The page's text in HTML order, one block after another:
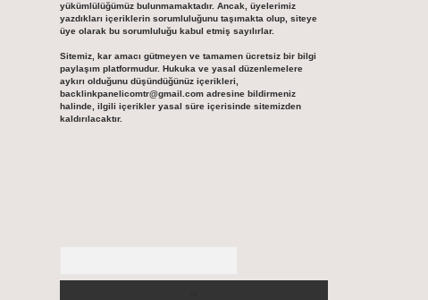
yükümlülüğümüz bulunmamaktadır. Ancak, üyelerimiz
yazdıkları içeriklerin sorumluluğunu taşımakta olup, siteye
üye olarak bu sorumluluğu kabul etmiş sayılırlar.
Sitemiz, kar amacı gütmeyen ve tamamen ücretsiz bir bilgi
paylaşım platformudur. Hukuka ve yasal düzenlemelere
aykırı olduğunu düşündüğünüz içerikleri,
backlinkpanelicomtr@gmail.comadresine bildirmeniz
halinde, ilgili içerikler yasal süre içerisinde sitemizden
kaldırılacaktır.